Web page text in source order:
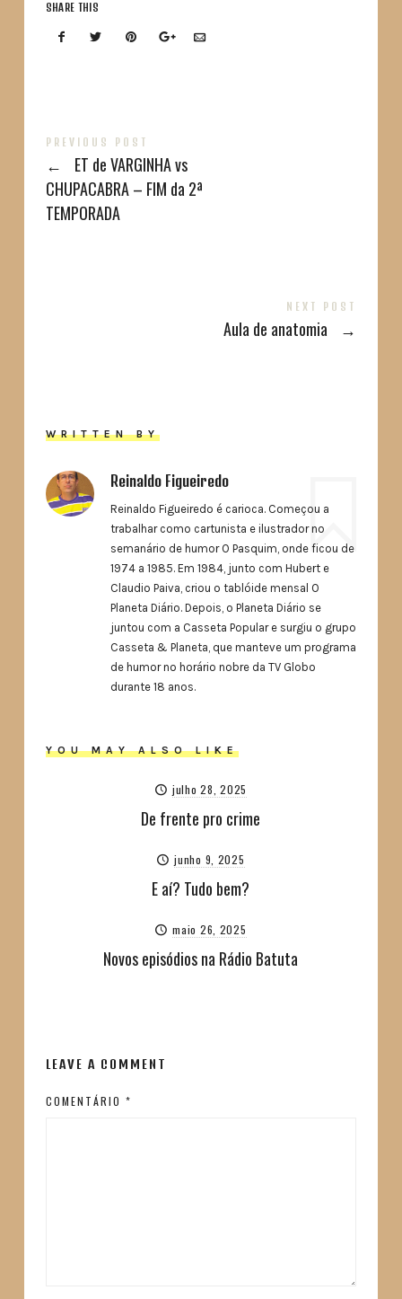
SHARE THIS
PREVIOUS POST
←
ET de VARGINHA vs
CHUPACABRA – FIM da 2ª
TEMPORADA
NEXT POST
Aula de anatomia →
WRITTEN BY
Reinaldo Figueiredo
Reinaldo Figueiredo é carioca. Começou a
trabalhar como cartunista e ilustrador no
semanário de humor O Pasquim, onde ficou de
1974 a 1985. Em 1984, junto com Hubert e
Claudio Paiva, criou o tablóide mensal O
Planeta Diário. Depois, o Planeta Diário se
juntou com a Casseta Popular e surgiu o grupo
Casseta & Planeta, que manteve um programa
de humor no horário nobre da TV Globo
durante 18 anos.
YOU MAY ALSO LIKE
julho 28, 2025
De frente pro crime
junho 9, 2025
E aí? Tudo bem?
maio 26, 2025
Novos episódios na Rádio Batuta
LEAVE A COMMENT
COMENTÁRIO *